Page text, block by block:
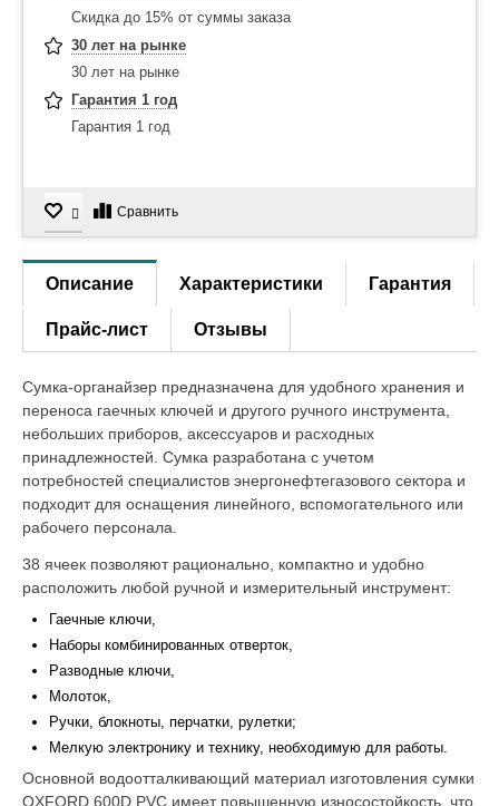
Скидка до 15% от суммы заказа
30 лет на рынке
30 лет на рынке
Гарантия 1 год
Гарантия 1 год
Сравнить
Описание Характеристики Гарантия
Прайс-лист Отзывы
Сумка-органайзер предназначена для удобного хранения и
переноса гаечных ключей и другого ручного инструмента,
небольших приборов, аксессуаров и расходных
принадлежностей. Сумка разработана с учетом
потребностей специалистов энергонефтегазового сектора и
подходит для оснащения линейного, вспомогательного или
рабочего персонала.
38 ячеек позволяют рационально, компактно и удобно
расположить любой ручной и измерительный инструмент:
Гаечные ключи,
Наборы комбинированных отверток,
Разводные ключи,
Молоток,
Ручки, блокноты, перчатки, рулетки;
Мелкую электронику и технику, необходимую для работы.
Основной водоотталкивающий материал изготовления сумки
OXFORD 600D PVC имеет повышенную износостойкость, что